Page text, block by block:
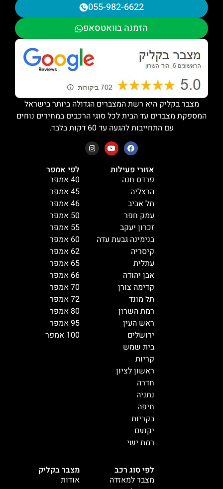
מצבר בקליק
אודות
לפי סוג רכב
מצבר למאזדה
לפי אמפר
40 אמפר
45 אמפר
46 אמפר
50 אמפר
55 אמפר
60 אמפר
62 אמפר
65 אמפר
66 אמפר
70 אמפר
72 אמפר
80 אמפר
95 אמפר
100 אמפר
אזורי פעילות
פרדס חנה
הרצליה
תל אביב
עמק חפר
זכרון יעקב
בנימינה גבעת עדה
קיסריה
עתלית
אבן יהודה
קדימה צורן
תל מונד
רמת השרון
ראש העין
ירושלים
בית שמש
קריות
ראשון לציון
חדרה
נתניה
חיפה
בקריות
יקנעם
רמת ישי
055-982-6622
הזמנה בוואטסאפ
מצבר בקליק היא רשת המצברים הגדולה ביותר בישראל
המספקת מצברים עד הבית לכל סוגי הרכבים במחירים נוחים
עם התחייבות להגעה עד 60 דקות בלבד.